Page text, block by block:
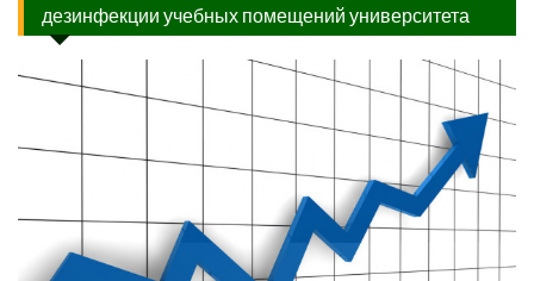
дезинфекции учебных помещений университета